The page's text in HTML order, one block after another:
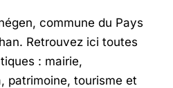
commune du Pays
Retrouvez ici toutes
: mairie,
patrimoine, tourisme et